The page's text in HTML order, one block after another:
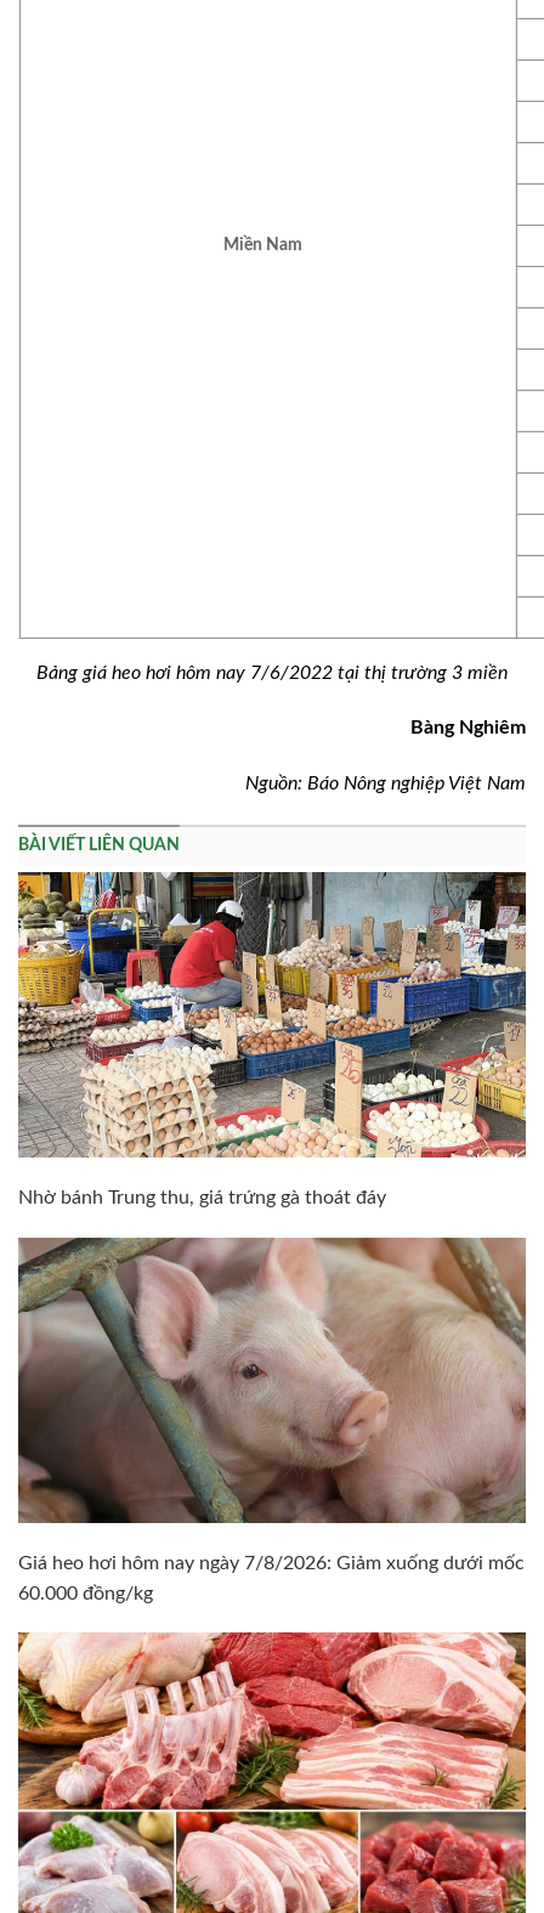
Miền Nam
Bảng giá heo hơi hôm nay 7/6/2022 tại thị trường 3 miền
Bàng Nghiêm
Nguồn: Báo Nông nghiệp Việt Nam
BÀI VIẾT LIÊN QUAN
Nhờ bánh Trung thu, giá trứng gà thoát đáy
Giá heo hơi hôm nay ngày 7/8/2026: Giảm xuống dưới mốc
60.000 đồng/kg